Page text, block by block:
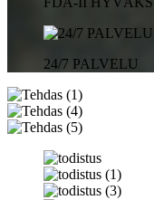
24/7 PALVELU